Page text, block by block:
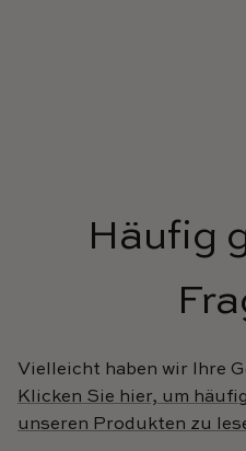
Häufig
Vielleicht haben wir Ihre
Klicken Sie hier, um
unseren Produkten zu